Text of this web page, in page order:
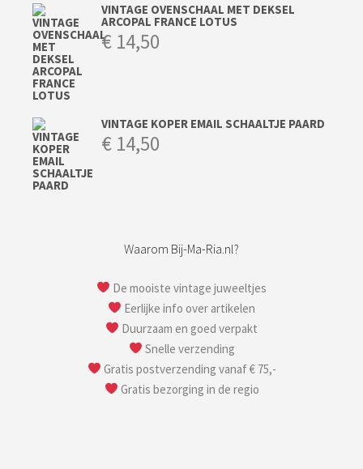
VINTAGE OVENSCHAAL MET DEKSEL
ARCOPAL FRANCE LOTUS
€ 14,50
VINTAGE KOPER EMAIL SCHAALTJE PAARD
€ 14,50
Waarom Bij-Ma-Ria.nl?
De mooiste vintage juweeltjes
Eerlijke info over artikelen
Duurzaam en goed verpakt
Snelle verzending
Gratis postverzending vanaf € 75,-
Gratis bezorging in de regio